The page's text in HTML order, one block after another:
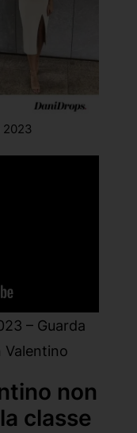
2023
– Guarda
Valentino
non
classe